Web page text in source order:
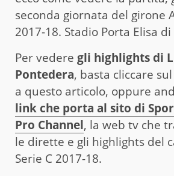
seconda giornata del girone
2017-18. Stadio Porta Elisa di
Per vedere gli highlights di
Pontedera, basta cliccare
a questo articolo, oppure
link che porta al sito di
Pro Channel, la web tv che
le dirette e gli highlights del
Serie C 2017-18.